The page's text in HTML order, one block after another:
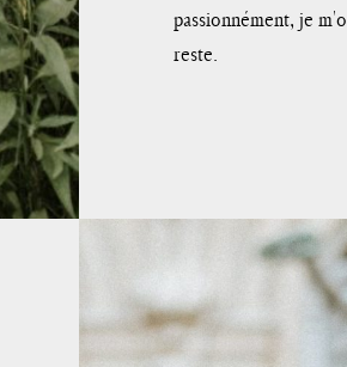
passionnément, je
reste.